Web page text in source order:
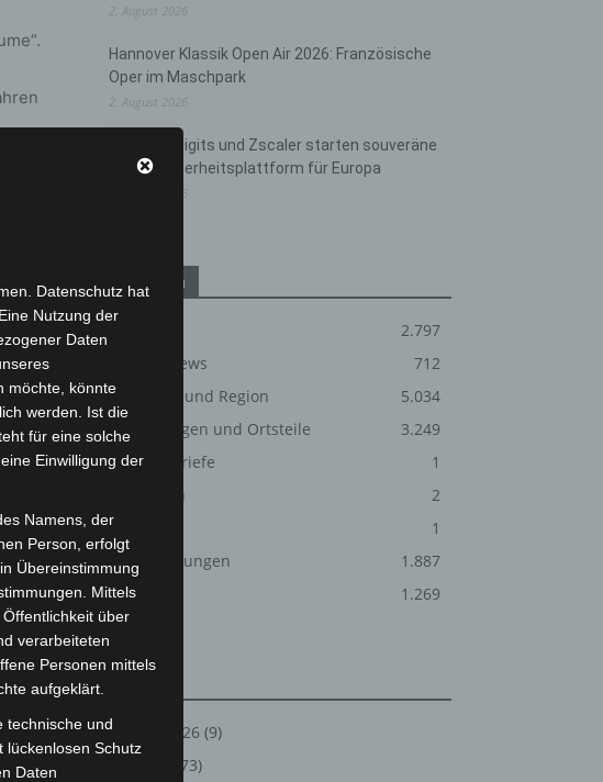
2. August 2026
Hannover Klassik Open Air 2026: Französische
Oper im Maschpark
2. August 2026
Schwarz Digits und Zscaler starten souveräne
Cloud-Sicherheitsplattform für Europa
Kategorien
2.797
Corona-News
712
Hannover und Region
5.034
Langenhagen und Ortsteile
3.249
Leserbriefe
1
Menschen
2
Über uns
1
Veranstaltungen
1.887
Welt
1.269
August 2026 (9)
(73)
Datenschutz hat
Nutzung der
Daten
möchte, könnte
werden. Ist die
für eine solche
Einwilligung der
Namens, der
Person, erfolgt
Übereinstimmung
Mittels
über
verarbeiteten
Personen mittels
aufgeklärt.
technische und
lückenlosen Schutz
Daten